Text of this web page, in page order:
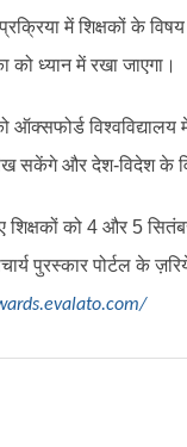
में शिक्षकों के विषय
ध्यान में रखा जाएगा।
ऑक्सफोर्ड
सकेंगे और देश-विदेश के
को 4 और 5
पुरस्कार पोर्टल के